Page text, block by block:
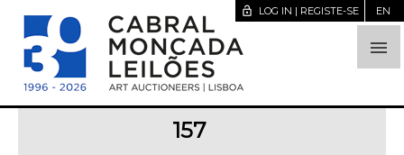

lock_open LOG IN | REGISTE-SE EN
157